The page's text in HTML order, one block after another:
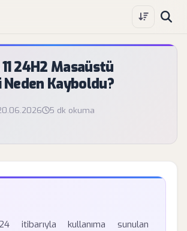
24H2 Masaüstü
Kayboldu?
5 dk okuma
itibarıyla kullanıma sunulan